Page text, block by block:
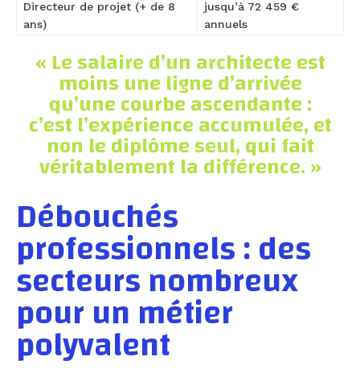
Directeur de projet (+ de 8
ans)
jusqu’à 72 459 €
annuels
« Le salaire d’un architecte est
moins une ligne d’arrivée
qu’une courbe ascendante :
c’est l’expérience accumulée, et
non le diplôme seul, qui fait
véritablement la différence. »
Débouchés
professionnels : des
secteurs nombreux
pour un métier
polyvalent